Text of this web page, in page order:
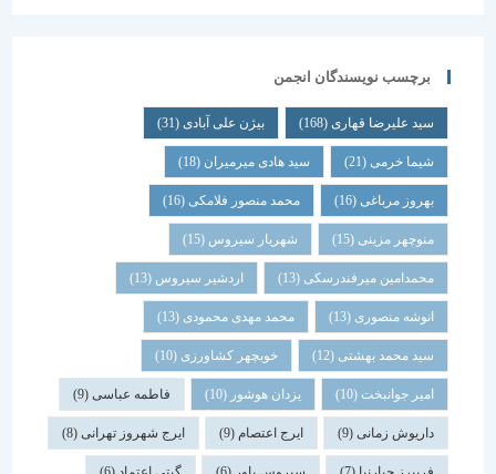
برچسب نویسندگان انجمن
سید علیرضا قهاری(168) بیژن علی آبادی(31)
شیما خرمی(21) سید هادی میرمیران(18)
بهروز مرباغی (16) محمد منصور فلامکی (16)
منوچهر مزینی(15) شهریار سیروس(15)
محمدامین میرفندرسکی(13) اردشیر سیروس(13)
انوشه منصوری(13) محمد مهدی محمودی(13)
سید محمد بهشتی(12) خوبچهر کشاورزی(10)
امیر جوانبخت(10) یزدان هوشور(10) فاطمه عباسی(9)
داریوش زمانی(9) ایرج اعتصام(9) ایرج شهروز تهرانی(8)